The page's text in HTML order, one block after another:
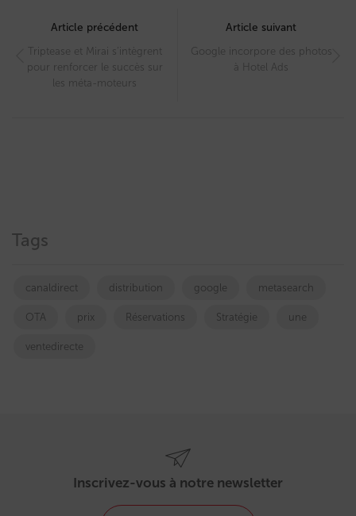
navigation
Article précédent
Triptease et Mirai s’intègrent
pour renforcer le succès sur
les méta-moteurs
Article suivant
Google incorpore des photos
à Hotel Ads
Tags
canaldirect distribution google metasearch
OTA prix Réservations Stratégie une
ventedirecte
Inscrivez-vous à notre newsletter